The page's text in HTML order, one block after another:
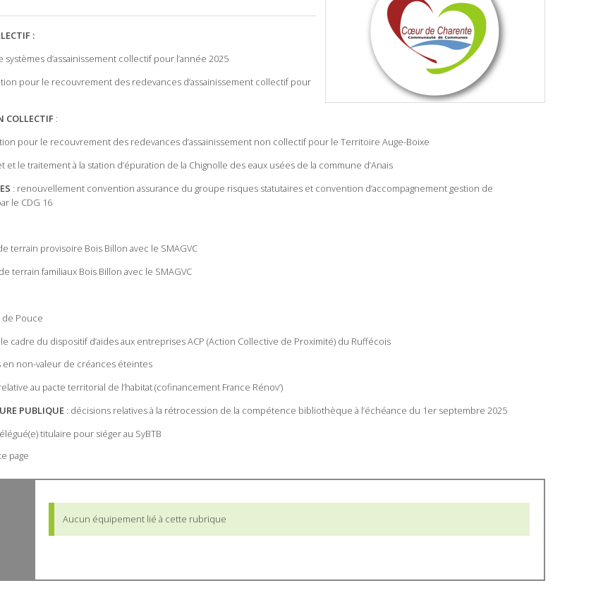
:
d’assainissement collectif pour l’année 2025
pour le recouvrement des redevances d’assainissement collectif pour
COLLECTIF:
pour le recouvrement des redevances d’assainissement non collectif pour le Territoire Auge-Boixe
le traitement à la station d’épuration de la Chignolle des eaux usées de la commune d’Anais
: renouvellement convention assurance du groupe risques statutaires et convention d’accompagnement gestion de
le CDG 16
terrain provisoire Bois Billon avec le SMAGVC
terrain familiaux Bois Billon avec le SMAGVC
de Pouce
cadre du dispositif d’aides aux entreprises ACP (Action Collective de Proximité) du Ruffécois
non-valeur de créances éteintes
au pacte territorial de l’habitat (cofinancement France Rénov’)
PUBLIQUE: décisions relatives à la rétrocession de la compétence bibliothèque à l’échéance du 1er septembre 2025
titulaire pour siéger au SyBTB
page
Aucun équipement lié à cette rubrique